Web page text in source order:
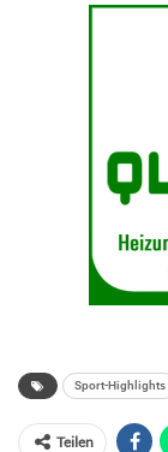
Sport-Highlights
Teilen